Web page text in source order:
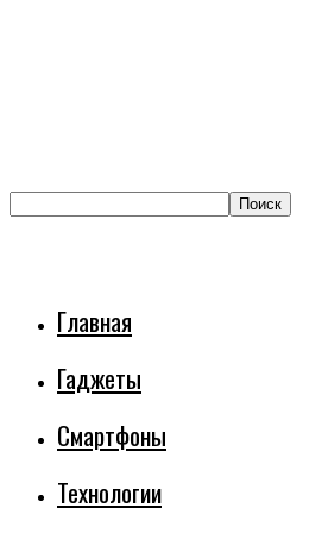
Главная
Гаджеты
Смартфоны
Технологии